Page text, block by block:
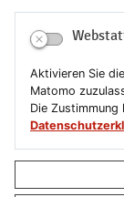
Aktivieren Sie
Matomo
Die Zustimmung
Erklärung zur
Leichte Sprache